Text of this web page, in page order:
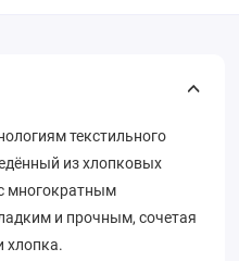
текстильного
из хлопковых
многократным
и прочным, сочетая
хлопка.